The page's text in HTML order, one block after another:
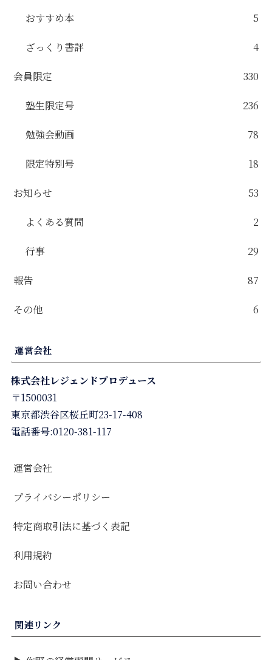
おすすめ本 5
ざっくり書評 4
会員限定 330
塾生限定号 236
勉強会動画 78
限定特別号 18
お知らせ 53
よくある質問 2
行事 29
報告 87
その他 6
運営会社
株式会社レジェンドプロデュース
〒1500031
東京都渋谷区桜丘町23-17-408
電話番号:0120-381-117
運営会社
プライバシーポリシー
特定商取引法に基づく表記
利用規約
お問い合わせ
関連リンク